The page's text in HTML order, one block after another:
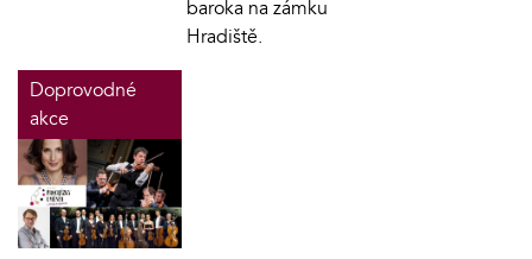
baroka na zámku
Hradiště.
Doprovodné
akce